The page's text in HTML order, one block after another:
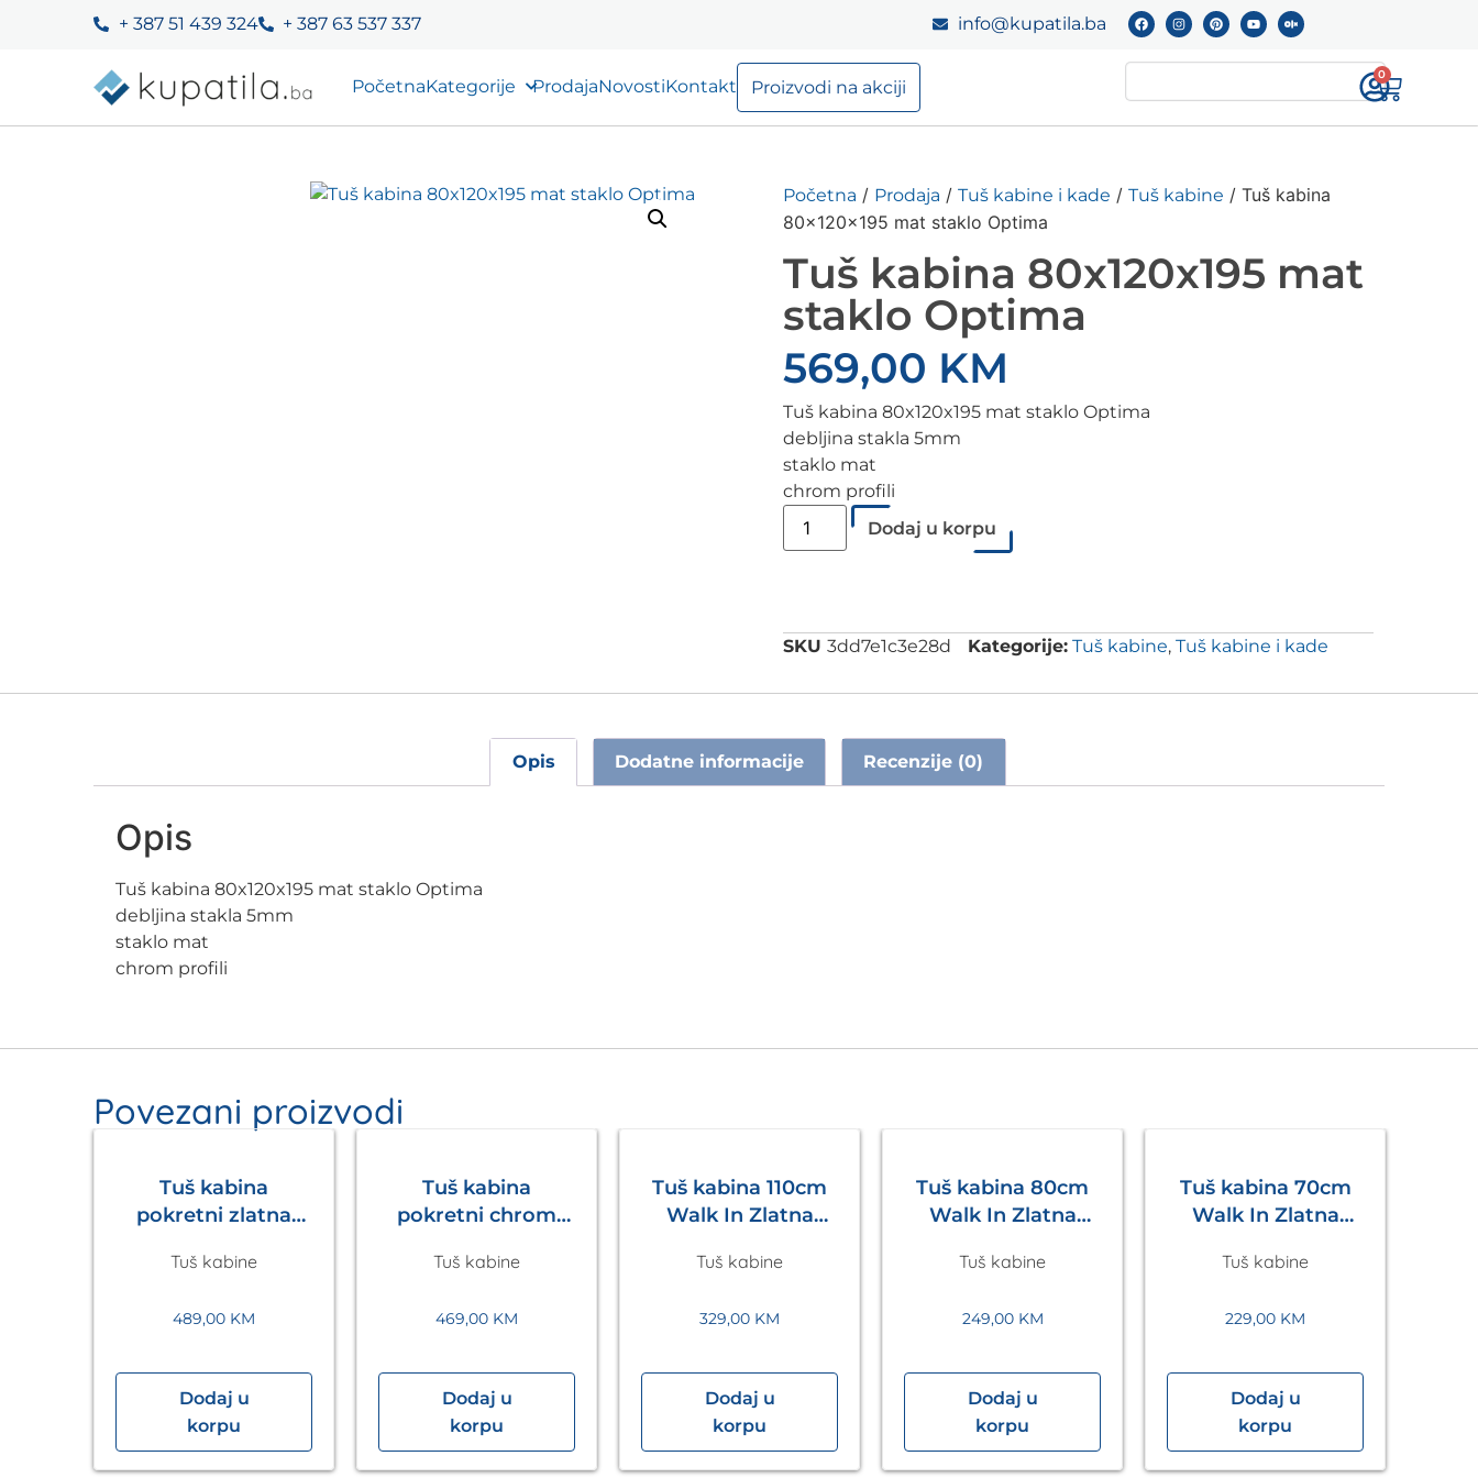
+ 387 51 439 324 + 387 63 537 337 info@kupatila.ba
PočetnaKategorije ProdajaNovostiKontakt Proizvodi na akciji
0
Početna / Prodaja / Tuš kabine i kade / Tuš kabine / Tuš kabina
80x120x195 mat staklo Optima
Tuš kabina 80x120x195 mat
staklo Optima
569,00 KM
Tuš kabina 80x120x195 mat staklo Optima
debljina stakla 5mm
staklo mat
chrom profili
Dodaj u korpu
SKU 3dd7e1c3e28d Kategorije: Tuš kabine, Tuš kabine i kade
Opis Dodatne informacije Recenzije (0)
Opis
Tuš kabina 80x120x195 mat staklo Optima
debljina stakla 5mm
staklo mat
chrom profili
Povezani proizvodi
Tuš kabina
pokretni zlatna
1200x2200mm
Tuš kabine
489,00 KM
Dodaj u
korpu
Tuš kabina
pokretni chrom
1200x2200mm
Tuš kabine
469,00 KM
Dodaj u
korpu
Tuš kabina 110cm
Walk In Zlatna
Tuš kabine
329,00 KM
Dodaj u
korpu
Tuš kabina 80cm
Walk In Zlatna
Tuš kabine
249,00 KM
Dodaj u
korpu
Tuš kabina 70cm
Walk In Zlatna
Tuš kabine
229,00 KM
Dodaj u
korpu